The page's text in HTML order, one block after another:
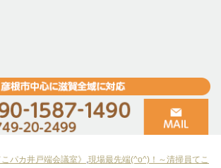
こパカ井戸端会議室》 ,現場最先端(^o^)！～清掃員てこ